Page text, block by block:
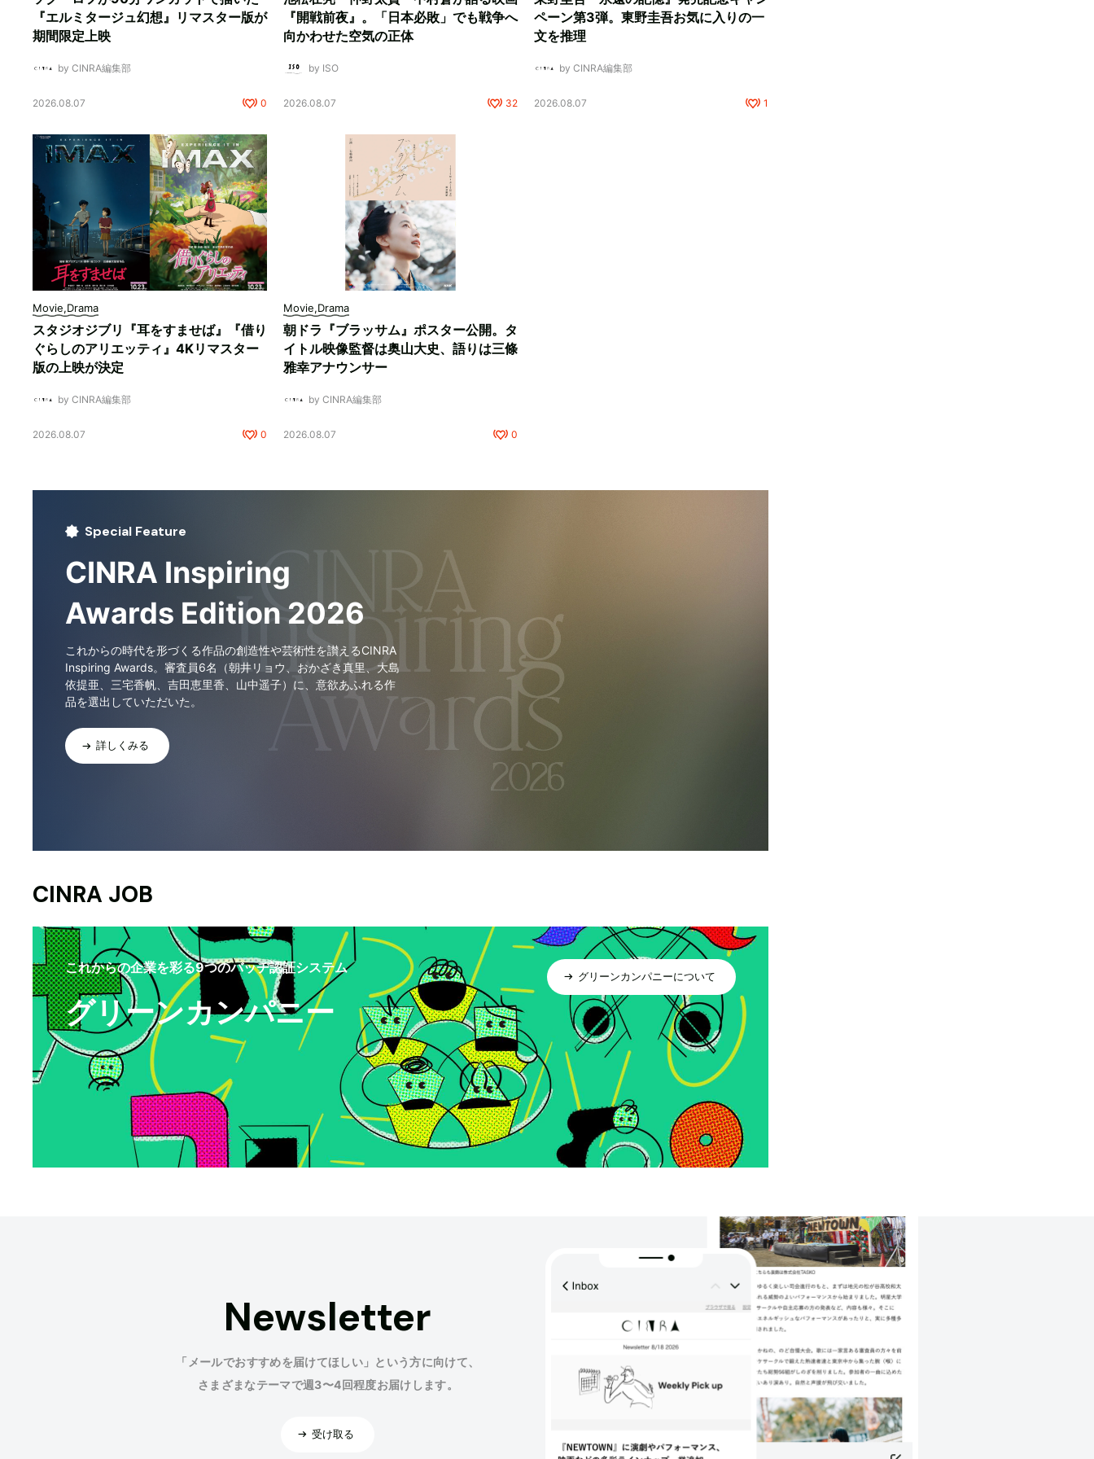
『エルミタージュ幻想』リマスター版が
期間限定上映
by CINRA編集部
2026.08.07 0
『開戦前夜』。「日本必敗」でも戦争へ
向かわせた空気の正体
by ISO
2026.08.07 32
ペーン第3弾。東野圭吾お気に入りの一
文を推理
by CINRA編集部
2026.08.07 1
Movie,Drama
スタジオジブリ『耳をすませば』『借り
ぐらしのアリエッティ』4Kリマスター
版の上映が決定
by CINRA編集部
2026.08.07 0
Movie,Drama
朝ドラ『ブラッサム』ポスター公開。タ
イトル映像監督は奥山大史、語りは三條
雅幸アナウンサー
by CINRA編集部
2026.08.07 0
Special Feature
CINRA Inspiring
Awards Edition 2026
これからの時代を形づくる作品の創造性や芸術性を讃えるCINRA
Inspiring Awards。審査員6名（朝井リョウ、おかざき真里、大島
依提亜、三宅香帆、吉田恵里香、山中遥子）に、意欲あふれる作
品を選出していただいた。
詳しくみる
CINRA JOB
これからの企業を彩る9つのバッヂ認証システム
グリーンカンパニー
グリーンカンパニーについて
Newsletter
「メールでおすすめを届けてほしい」という方に向けて、
さまざまなテーマで週3〜4回程度お届けします。
受け取る